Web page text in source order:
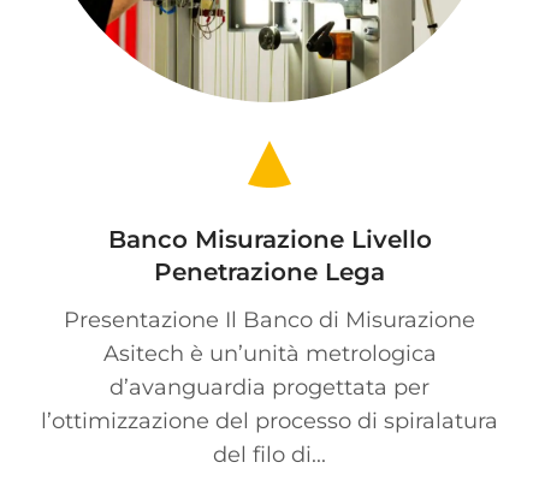
Banco Misurazione Livello
Penetrazione Lega
Presentazione Il Banco di Misurazione
Asitech è un’unità metrologica
d’avanguardia progettata per
l’ottimizzazione del processo di spiralatura
del filo di...